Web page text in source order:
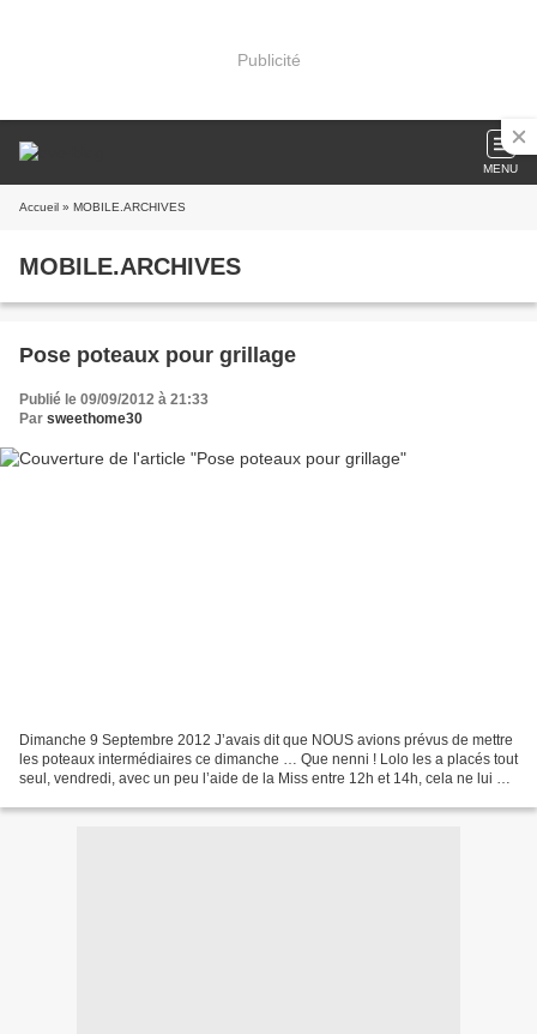
Publicité
MENU
Accueil » MOBILE.ARCHIVES
MOBILE.ARCHIVES
Pose poteaux pour grillage
Publié le 09/09/2012 à 21:33
Par sweethome30
Dimanche 9 Septembre 2012 J’avais dit que NOUS avions prévus de mettre
les poteaux intermédiaires ce dimanche … Que nenni ! Lolo les a placés tout
seul, vendredi, avec un peu l’aide de la Miss entre 12h et 14h, cela ne lui a